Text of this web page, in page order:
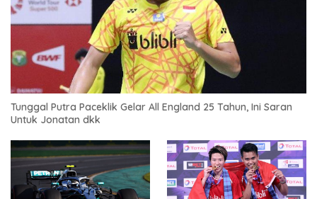
Tunggal Putra Paceklik Gelar All England 25 Tahun, Ini Saran
Untuk Jonatan dkk